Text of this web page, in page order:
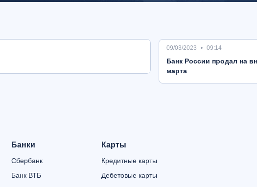
09/03/2023 09:14
Банк России продал на
марта
Банки
Сбербанк
Банк ВТБ
Карты
Кредитные карты
Дебетовые карты